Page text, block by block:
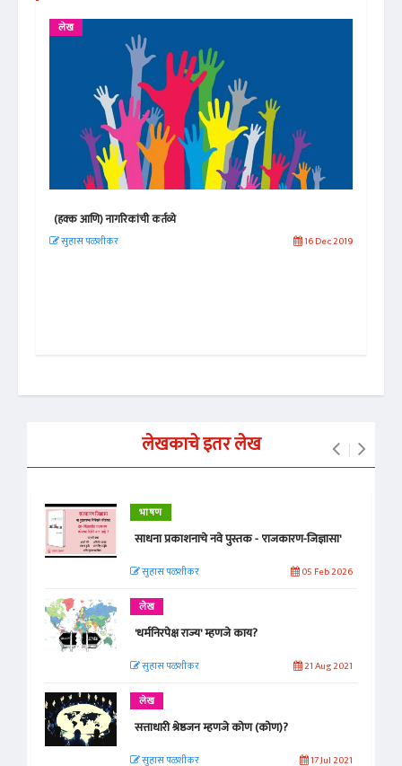
लेख
(हक्क आणि) नागरिकांची कर्तव्ये
सुहास पळशीकर 16 Dec 2019
लेखकाचे इतर लेख
भाषण
साधना प्रकाशनाचे नवे पुस्तक - 'राजकारण-जिज्ञासा'
सुहास पळशीकर 05 Feb 2026
लेख
'धर्मनिरपेक्ष राज्य' म्हणजे काय?
सुहास पळशीकर 21 Aug 2021
लेख
सत्ताधारी श्रेष्ठजन म्हणजे कोण (कोण)?
सुहास पळशीकर 17 Jul 2021